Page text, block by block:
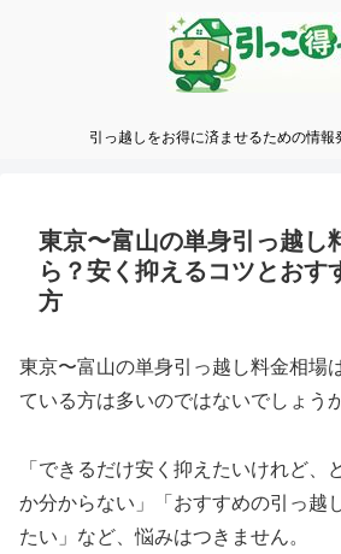
引っ越しをお得に済ませるための情報
東京〜富山の単身引っ越し
ら？安く抑えるコツとおす
方
東京〜富山の単身引っ越し料金相場
ている方は多いのではないでしょうか
「できるだけ安く抑えたいけれど、
か分からない」「おすすめの引っ越
たい」など、悩みはつきません。